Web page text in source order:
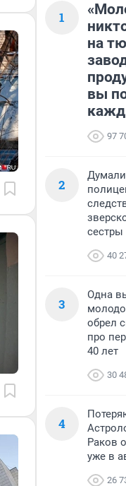
1
на
вы
97
2
40
3
Одна
обрел
про
40 лет
30
4
Раков
уже в
26